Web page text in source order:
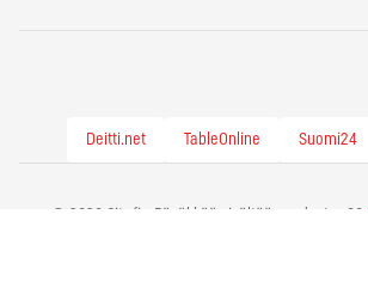
Deitti.net TableOnline Suomi24